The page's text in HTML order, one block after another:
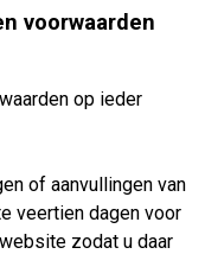
voorwaarden
op ieder
of aanvullingen van
veertien dagen voor
zodat u daar